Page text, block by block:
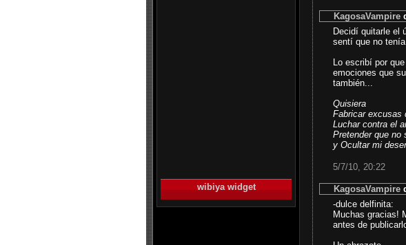
wibiya widget
KagosaVampire
Decidí quitarle el
sentí que no
Lo escribí por
emociones que
también...
Quisiera
Fabricar excusas
Luchar contra el
Pretender que
y Ocultar mi
5/7/10, 20:22
KagosaVampire
-dulce delfinita:
Muchas gracias!
antes de